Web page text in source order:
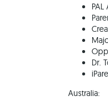
PAL
Dr.
Australia: